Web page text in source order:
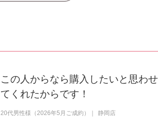
この人からなら購入したいと思わせ
てくれたからです！
20代男性様（2026年5月ご成約） 静岡店